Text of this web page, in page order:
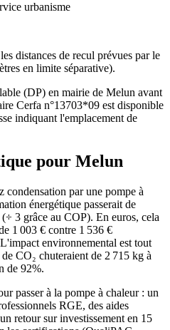
urbanisme
distances de recul prévues par le
en limite séparative).
(DP) en mairie de Melun avant
Cerfa n°13703*09 est disponible
indiquant l'emplacement de
pour Melun
condensation par une pompe à
énergétique passerait de
3 grâce au COP). En euros, cela
1 003 € contre 1 536 €
environnemental est tout
CO₂ chuteraient de 2 715 kg à
de 92%.
passer à la pompe à chaleur : un
RGE, des aides
retour sur investissement en 15